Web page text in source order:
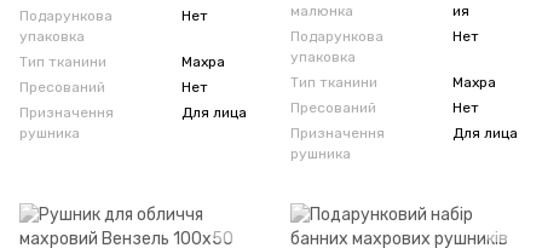
Подарункова
упаковка
Нет
Тип тканини
Махра
Пресований
Нет
Призначення
рушника
Для лица
малюнка
ия
Подарункова
упаковка
Нет
Тип тканини
Махра
Пресований
Нет
Призначення
рушника
Для лица